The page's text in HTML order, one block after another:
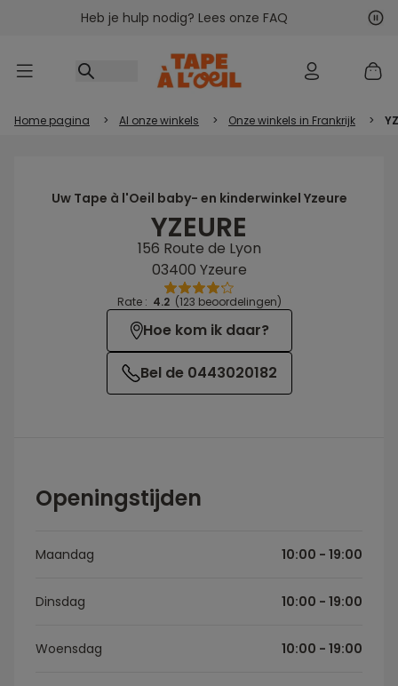
Ga naar inhoudHeb je hulp nodig? Lees onze FAQ
Home pagina > Al onze winkels > Onze winkels in Frankrijk >
Uw Tape à l'Oeil baby- en kinderwinkel Yzeure
YZEURE
156 Route de Lyon
03400 Yzeure
Rate : 4.2(123 beoordelingen)
Hoe kom ik daar?
Bel de 0443020182
Openingstijden
Maandag 10:00 - 19:00
Dinsdag 10:00 - 19:00
Woensdag 10:00 - 19:00